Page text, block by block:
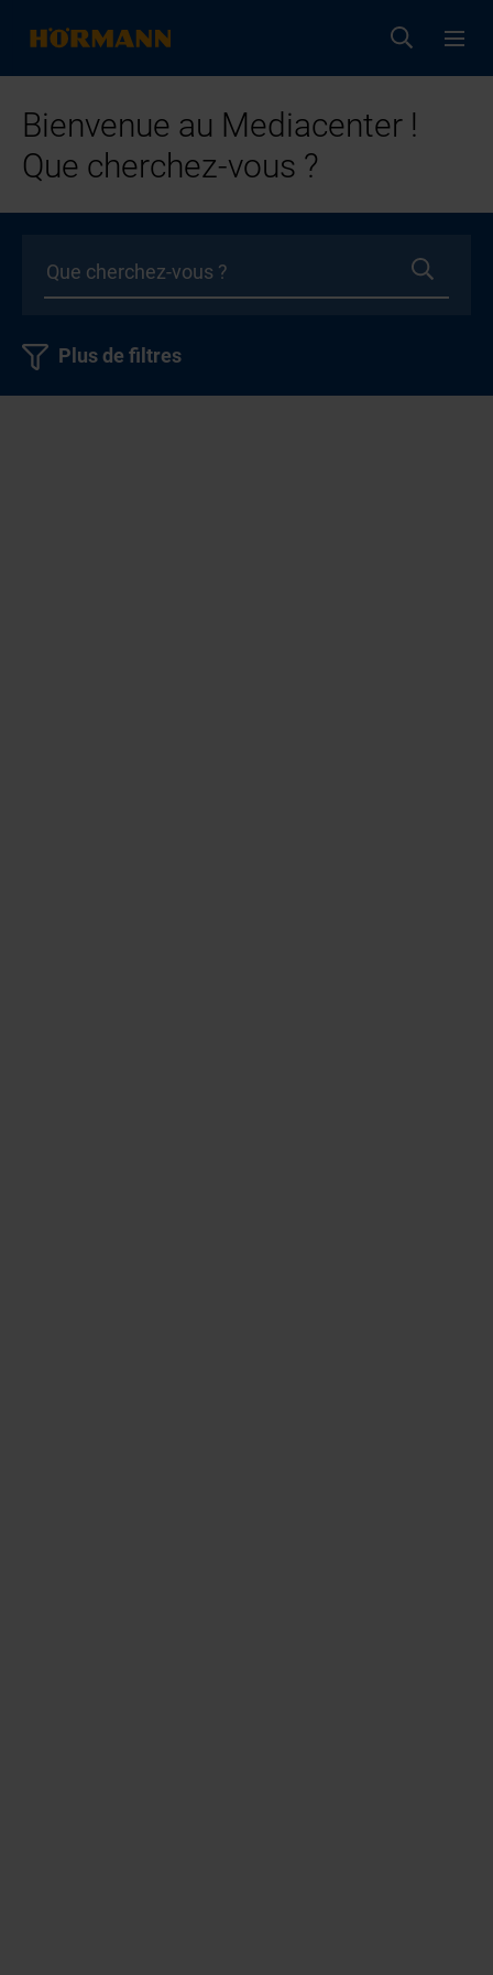
Bienvenue au Mediacenter !
Que cherchez-vous ?
Plus de filtres